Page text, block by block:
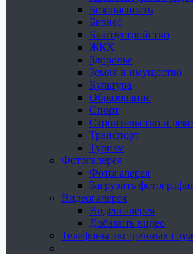
Безопасность
Бизнес
Благоустройство
ЖКХ
Здоровье
Земля и имущество
Культура
Образование
Спорт
Строительство и
Транспорт
Туризм
Фотогалерея
Фотогалерея
Загрузить
Видеогалерея
Видеогалерея
Добавить видео
Телефоны экстренных